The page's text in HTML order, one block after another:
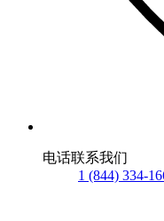
电话联系我们
1 (844) 334-